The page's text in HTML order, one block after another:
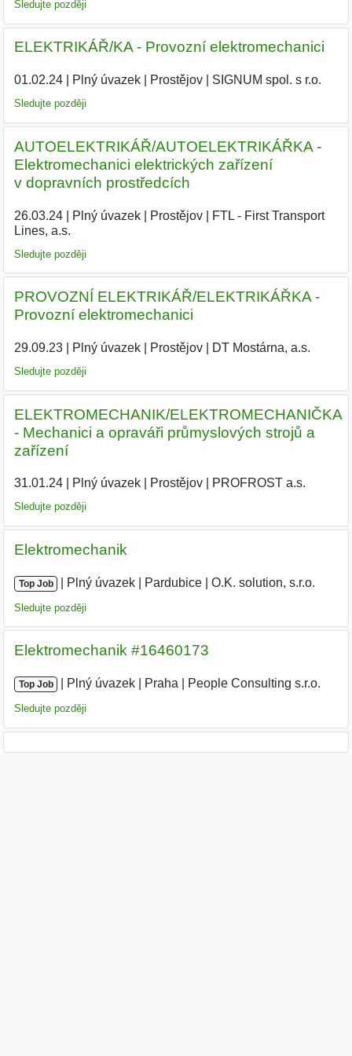
Sledujte později
ELEKTRIKÁŘ/KA - Provozní elektromechanici
01.02.24| Plný úvazek| Prostějov| SIGNUM spol. s r.o.
Sledujte později
AUTOELEKTRIKÁŘ/AUTOELEKTRIKÁŘKA -
Elektromechanici elektrických zařízení
v dopravních prostředcích
26.03.24| Plný úvazek| Prostějov|
FTL - First Transport
Lines, a.s.
Sledujte později
PROVOZNÍ ELEKTRIKÁŘ/ELEKTRIKÁŘKA -
Provozní elektromechanici
29.09.23| Plný úvazek| Prostějov| DT Mostárna, a.s.
Sledujte později
ELEKTROMECHANIK/ELEKTROMECHANIČKA
- Mechanici a opraváři průmyslových strojů a
zařízení
31.01.24| Plný úvazek| Prostějov| PROFROST a.s.
Sledujte později
Elektromechanik
Top Job Plný úvazek Pardubice O.K. solution, s.r.o.
Sledujte později
Elektromechanik #16460173
Top Job Plný úvazek Praha People Consulting s.r.o.
Sledujte později